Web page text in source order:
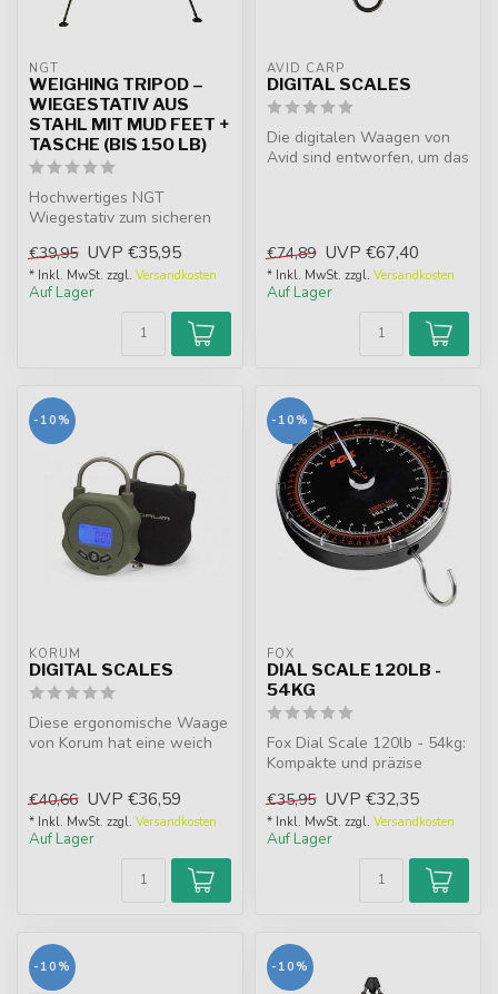
NGT
WEIGHING TRIPOD –
WIEGESTATIV AUS
STAHL MIT MUD FEET +
TASCHE (BIS 150 LB)
Hochwertiges NGT
Wiegestativ zum sicheren
Aus hochfes...
€39,95 UVP €35,95
* Inkl. MwSt. zzgl. Versandkosten
Auf Lager
AVID CARP
DIGITAL SCALES
Die digitalen Waagen von
Avid sind entworfen, um das
€74,89 UVP €67,40
* Inkl. MwSt. zzgl. Versandkosten
Auf Lager
-10%
KORUM
DIGITAL SCALES
Diese ergonomische Waage
von Korum hat eine weich
€40,66 UVP €36,59
* Inkl. MwSt. zzgl. Versandkosten
Auf Lager
-10%
FOX
DIAL SCALE 120LB -
54KG
Fox Dial Scale 120lb - 54kg:
Kompakte und präzise
Marki...
€35,95 UVP €32,35
* Inkl. MwSt. zzgl. Versandkosten
Auf Lager
-10% -10%